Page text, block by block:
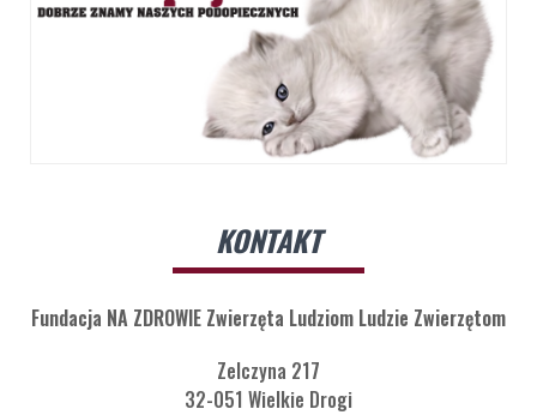
KONTAKT
Fundacja NA ZDROWIE Zwierzęta Ludziom Ludzie Zwierzętom
Zelczyna 217
32-051 Wielkie Drogi